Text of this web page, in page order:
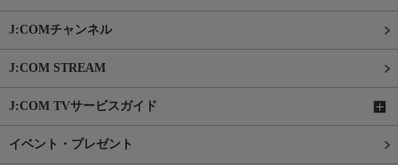
J:COMチャンネル
J:COM STREAM
J:COM TVサービスガイド
イベント・プレゼント